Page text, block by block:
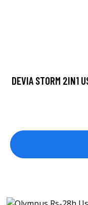
DEVIA STORM 2IN1